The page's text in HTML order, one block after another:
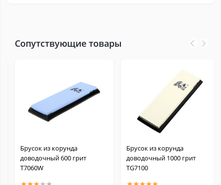
Сопутствующие товары
Брусок из корунда
доводочный 600 грит
Т7060W
Брусок из корунда
доводочный 1000 грит
TG7100